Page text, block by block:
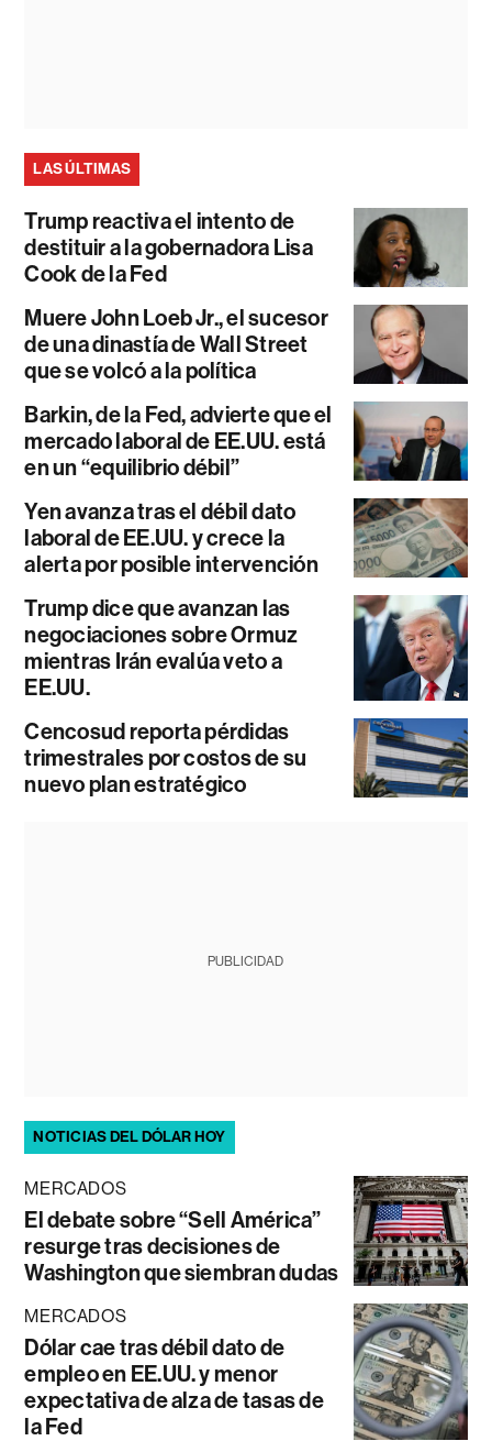
LAS ÚLTIMAS
Trump reactiva el intento de
destituir a la gobernadora Lisa
Cook de la Fed
Muere John Loeb Jr., el sucesor
de una dinastía de Wall Street
que se volcó a la política
Barkin, de la Fed, advierte que el
mercado laboral de EE.UU. está
en un “equilibrio débil”
Yen avanza tras el débil dato
laboral de EE.UU. y crece la
alerta por posible intervención
Trump dice que avanzan las
negociaciones sobre Ormuz
mientras Irán evalúa veto a
EE.UU.
Cencosud reporta pérdidas
trimestrales por costos de su
nuevo plan estratégico
PUBLICIDAD
NOTICIAS DEL DÓLAR HOY
MERCADOS
El debate sobre “Sell América”
resurge tras decisiones de
Washington que siembran dudas
MERCADOS
Dólar cae tras débil dato de
empleo en EE.UU. y menor
expectativa de alza de tasas de
la Fed